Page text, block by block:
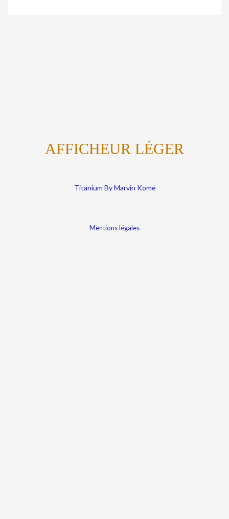
AFFICHEUR LÉGER
Titanium By Marvin Kome
Mentions légales